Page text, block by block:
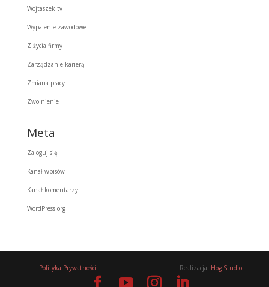
Wojtaszek.tv
Wypalenie zawodowe
Z życia firmy
Zarządzanie karierą
Zmiana pracy
Zwolnienie
Meta
Zaloguj się
Kanał wpisów
Kanał komentarzy
WordPress.org
Polityka Prywatności Realizacja: Hog Studio